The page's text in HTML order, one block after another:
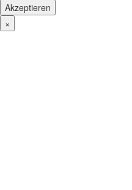
Akzeptieren
×